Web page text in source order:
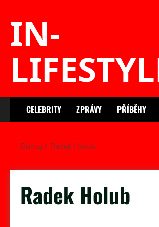
IN-
CELEBRITY ZPRÁVY PŘÍBĚHY
Domů Radek Holub
Radek Holub